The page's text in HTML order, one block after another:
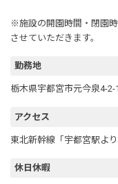
※施設の開園時間・閉園
させていただきます。
勤務地
栃木県宇都宮市元今泉4-
アクセス
東北新幹線「宇都宮駅よ
休日休暇